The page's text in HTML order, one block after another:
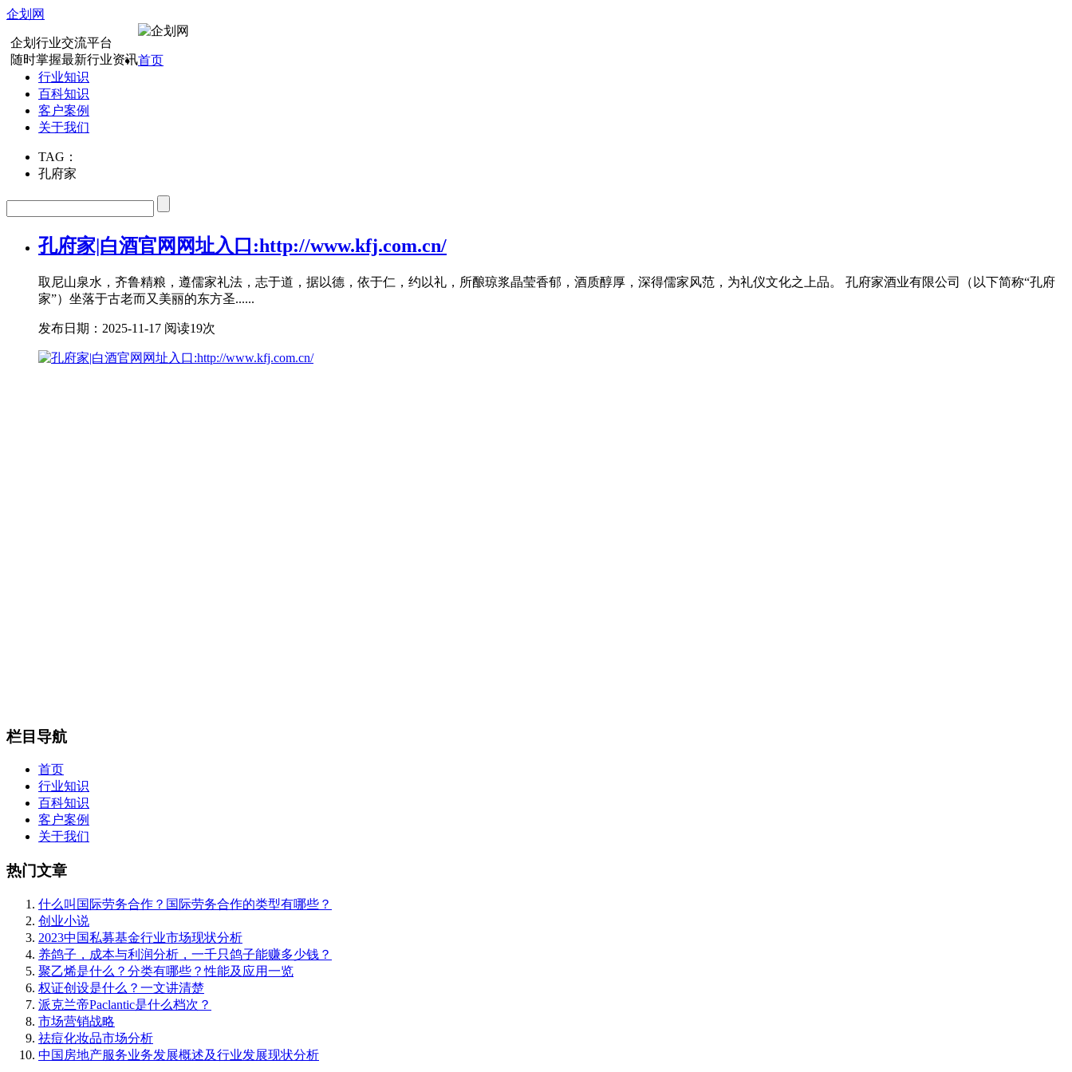
企划网
企划行业交流平台
随时掌握最新行业资讯首页
行业知识
百科知识
客户案例
关于我们
TAG：
孔府家
孔府家|白酒官网网址入口:http://www.kfj.com.cn/
取尼山泉水，齐鲁精粮，遵儒家礼法，志于道，据以德，依于仁，约以礼，所酿琼浆晶莹香郁，酒质醇厚，深得儒家风范，为礼仪文化之上品。 孔府家酒业有限公司（以下简称“孔府
家”）坐落于古老而又美丽的东方圣......
发布日期：2025-11-17 阅读19次
栏目导航
首页
行业知识
百科知识
客户案例
关于我们
热门文章
什么叫国际劳务合作？国际劳务合作的类型有哪些？
创业小说
2023中国私募基金行业市场现状分析
养鸽子，成本与利润分析，一千只鸽子能赚多少钱？
聚乙烯是什么？分类有哪些？性能及应用一览
权证创设是什么？一文讲清楚
派克兰帝Paclantic是什么档次？
市场营销战略
祛痘化妆品市场分析
中国房地产服务业务发展概述及行业发展现状分析